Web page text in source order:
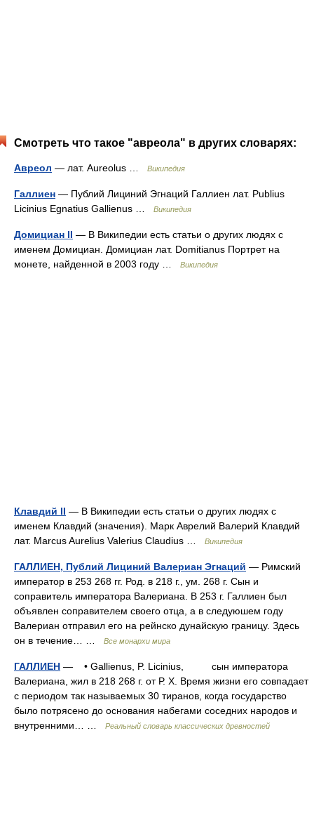
Смотреть что такое "авреола" в других словарях:
Авреол — лат. Aureolus … Википедия
Галлиен — Публий Лициний Эгнаций Галлиен лат. Publius
Licinius Egnatius Gallienus …
Википедия
Домициан II — В Википедии есть статьи о других людях с
именем Домициан. Домициан лат. Domitianus Портрет на
монете, найденной в 2003 году …
Википедия
Клавдий II — В Википедии есть статьи о других людях с
именем Клавдий (значения). Марк Аврелий Валерий Клавдий
лат. Marcus Aurelius Valerius Claudius …
Википедия
ГАЛЛИЕН, Публий Лициний Валериан Эгнаций — Римский
император в 253 268 гг. Род. в 218 г., ум. 268 г. Сын и
соправитель императора Валериана. В 253 г. Галлиен был
объявлен соправителем своего отца, а в следуюшем году
Валериан отправил его на рейнско дунайскую границу. Здесь
он в течение… …
Все монархи мира
ГАЛЛИЕН — • Gallienus, P. Licinius, сын императора
Валериана, жил в 218 268 г. от Р. X. Время жизни его совпадает
с периодом так называемых 30 тиранов, когда государство
было потрясено до основания набегами соседних народов и
внутренними… …
Реальный словарь классических древностей